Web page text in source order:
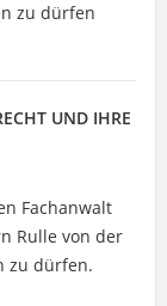
zu dürfen
UND IHRE
Fachanwalt
Rulle von der
zu dürfen.